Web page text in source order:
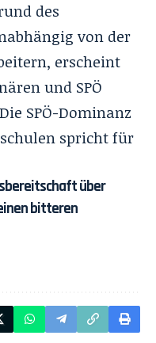
des
von der
erscheint
und SPÖ
SPÖ-Dominanz
spricht für
über
bitteren